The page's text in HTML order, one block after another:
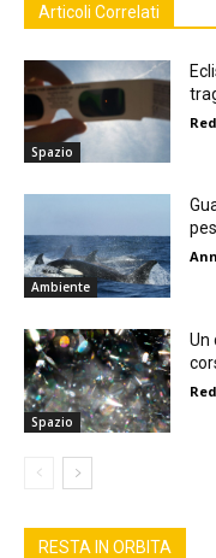
Articoli Correlati
Spazio
Ambiente
Spazio
Un
RESTA IN ORBITA